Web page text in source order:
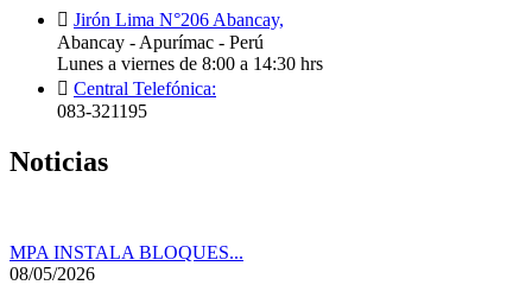
Jirón Lima N°206 Abancay,
Abancay - Apurímac - Perú
Lunes a viernes de 8:00 a 14:30 hrs
Central Telefónica:
083-321195
Noticias
MPA INSTALA BLOQUES...
08/05/2026